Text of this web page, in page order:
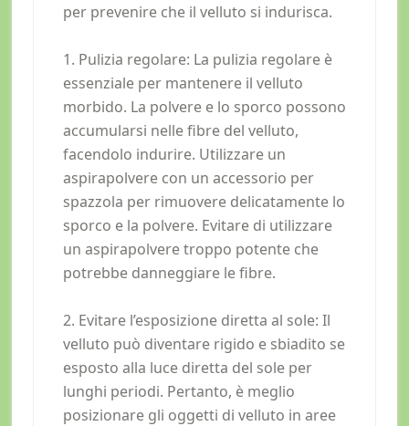
per prevenire che il velluto si indurisca.
1. Pulizia regolare: La pulizia regolare è
essenziale per mantenere il velluto
morbido. La polvere e lo sporco possono
accumularsi nelle fibre del velluto,
facendolo indurire. Utilizzare un
aspirapolvere con un accessorio per
spazzola per rimuovere delicatamente lo
sporco e la polvere. Evitare di utilizzare
un aspirapolvere troppo potente che
potrebbe danneggiare le fibre.
2. Evitare l’esposizione diretta al sole: Il
velluto può diventare rigido e sbiadito se
esposto alla luce diretta del sole per
lunghi periodi. Pertanto, è meglio
posizionare gli oggetti di velluto in aree